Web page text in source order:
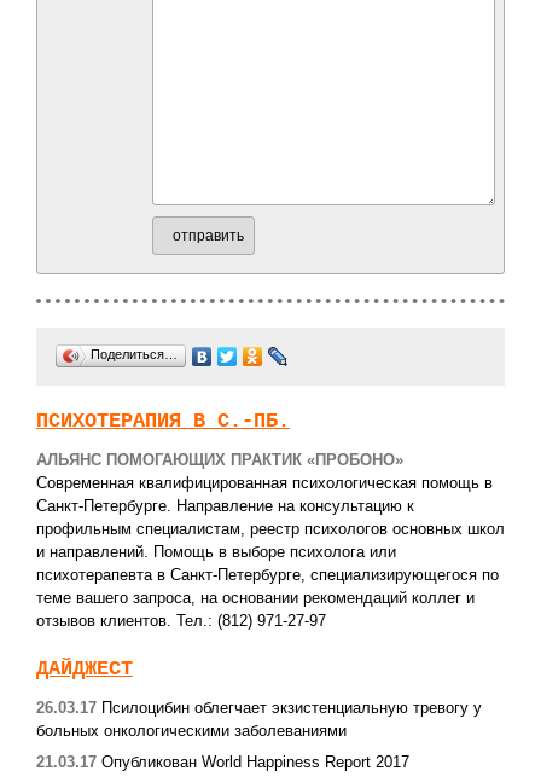
отправить
Поделиться…
ПСИХОТЕРАПИЯ В С.-ПБ.
АЛЬЯНС ПОМОГАЮЩИХ ПРАКТИК «ПРОБОНО»
Современная квалифицированная психологическая помощь в
Санкт-Петербурге. Направление на консультацию к
профильным специалистам, реестр психологов основных школ
и направлений. Помощь в выборе психолога или
психотерапевта в Санкт-Петербурге, специализирующегося по
теме вашего запроса, на основании рекомендаций коллег и
отзывов клиентов. Тел.: (812) 971-27-97
ДАЙДЖЕСТ
26.03.17 Псилоцибин облегчает экзистенциальную тревогу у
больных онкологическими заболеваниями
21.03.17 Опубликован World Happiness Report 2017